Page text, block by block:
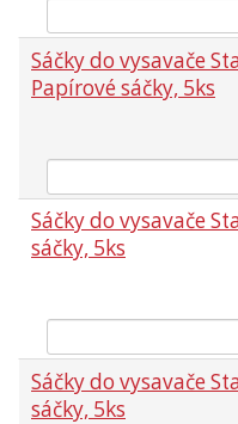
Sáčky do vysavače
Papírové sáčky, 5ks
Sáčky do vysavače
sáčky, 5ks
Sáčky do vysavače
sáčky, 5ks